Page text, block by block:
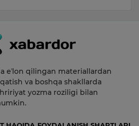
eʼlon qilingan materiallardan
va boshqa shakllarda
yozma roziligi bilan